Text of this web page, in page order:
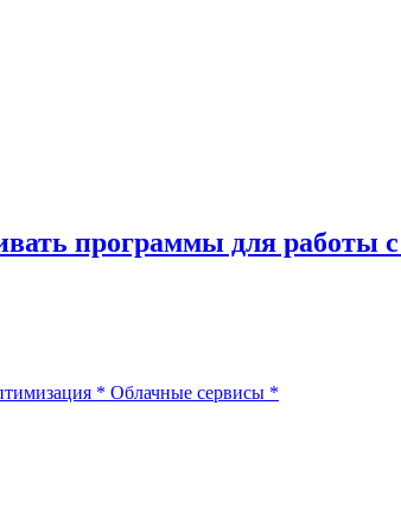
программы для работы
* Облачные сервисы *